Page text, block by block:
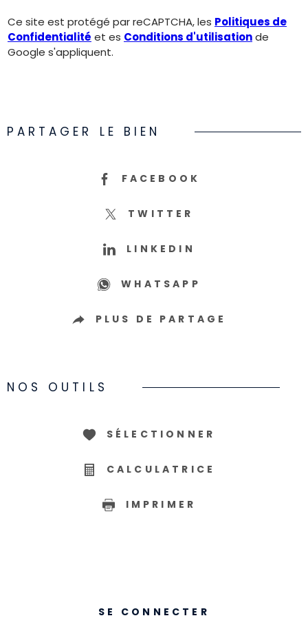
Ce site est protégé par reCAPTCHA, les Politiques de
Confidentialité et es Conditions d'utilisationde
Google s'appliquent.
PARTAGER LE BIEN
FACEBOOK
TWITTER
LINKEDIN
WHATSAPP
PLUS DE PARTAGE
NOS OUTILS
SÉLECTIONNER
CALCULATRICE
IMPRIMER
SE CONNECTER